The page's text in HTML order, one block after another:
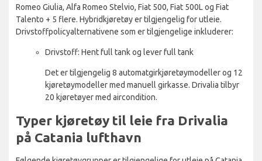
Romeo Giulia, Alfa Romeo Stelvio, Fiat 500, Fiat 500L og Fiat
Talento + 5 flere. Hybridkjøretøy er tilgjengelig for utleie.
Drivstoffpolicyalternativene som er tilgjengelige inkluderer:
Drivstoff: Hent full tank og lever full tank
Det er tilgjengelig 8 automatgirkjøretøymodeller og 12
kjøretøymodeller med manuell girkasse. Drivalia tilbyr
20 kjøretøyer med aircondition.
Typer kjøretøy til leie fra Drivalia
på Catania lufthavn